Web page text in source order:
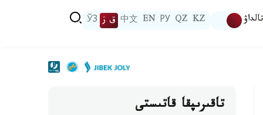
تالداۋ KZ
QZ
РУ
EN
中文 ق ز ЎЗ
تاقىرىپقا قاتىستى